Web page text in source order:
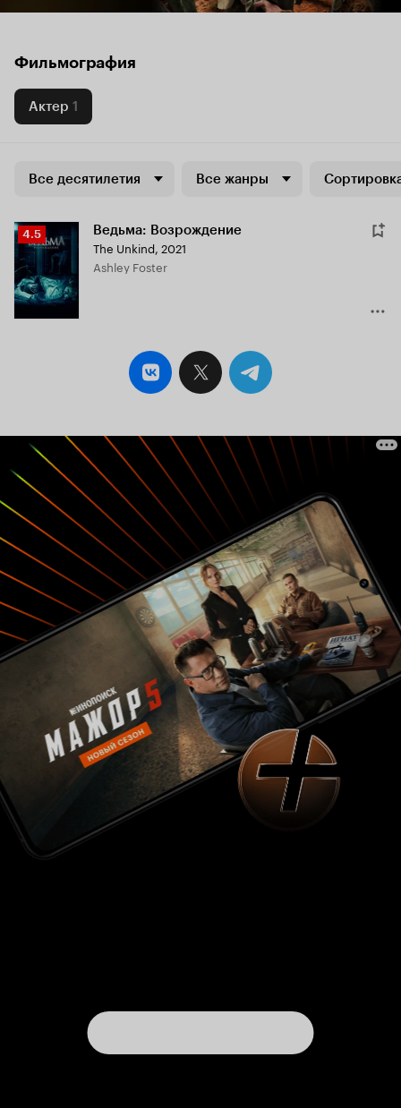
Фильмография
Актер 1
Все десятилетия Все жанры
Рейтинг
Кинопоиска
4.5
4.5 Ведьма: Возрождение
The Unkind, 2021
Ashley Foster